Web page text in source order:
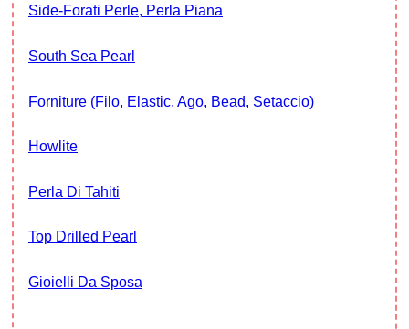
Side-Forati Perle, Perla Piana
South Sea Pearl
Forniture (filo, Elastic, Ago, Bead, Setaccio)
Howlite
Perla Di Tahiti
Top Drilled Pearl
Gioielli Da Sposa